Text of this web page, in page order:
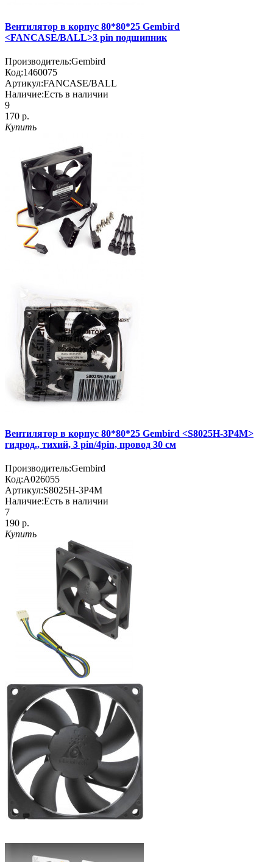
Вентилятор в корпус 80*80*25 Gembird
<FANCASE/BALL>3 pin подшипник
Производитель:Gembird
Код:1460075
Артикул:FANCASE/BALL
Наличие:Есть в наличии
9
170 р.
Купить
Вентилятор в корпус 80*80*25 Gembird <S8025H-3P4M>
гидрод., тихий, 3 pin/4pin, провод 30 см
Производитель:Gembird
Код:A026055
Артикул:S8025H-3P4M
Наличие:Есть в наличии
7
190 р.
Купить